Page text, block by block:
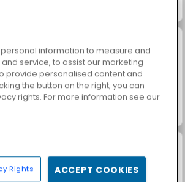
Life
information to measure and
service, to assist our marketing
provide personalised content and
the button on the right, you can
rights. For more information see our
Rights ACCEPT COOKIES